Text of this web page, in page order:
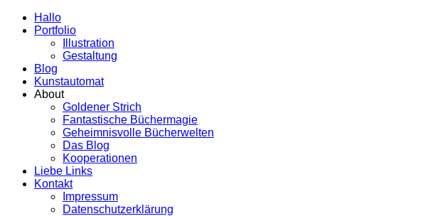
Hallo
Portfolio
Illustration
Gestaltung
Blog
Kunstautomat
About
Goldener Strich
Fantastische Büchermagie
Geheimnisvolle Bücherwelten
Das Blog
Kooperationen
Liebe Links
Kontakt
Impressum
Datenschutzerklärung